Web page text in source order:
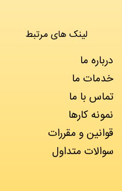
لینک های مرتبط
درباره ما
خدمات ما
تماس با ما
نمونه کارها
قوانین و مقررات
سوالات متداول